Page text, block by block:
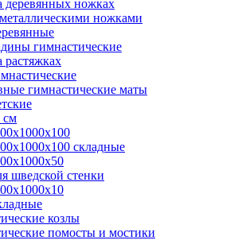
деревянных ножках
ножками
гимнастические
растяжках
гимнастические маты
см
складные
шведской стенки
козлы
помосты и мостики